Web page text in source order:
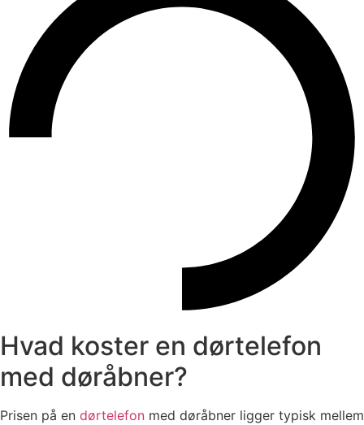
Hvad koster en dørtelefon
med døråbner?
Prisen på en dørtelefon med døråbner ligger typisk mellem